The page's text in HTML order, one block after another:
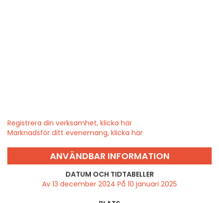
Registrera din verksamhet, klicka här
Marknadsför ditt evenemang, klicka här
ANVÄNDBAR INFORMATION
DATUM OCH TIDTABELLER
Av 13 december 2024 På 10 januari 2025